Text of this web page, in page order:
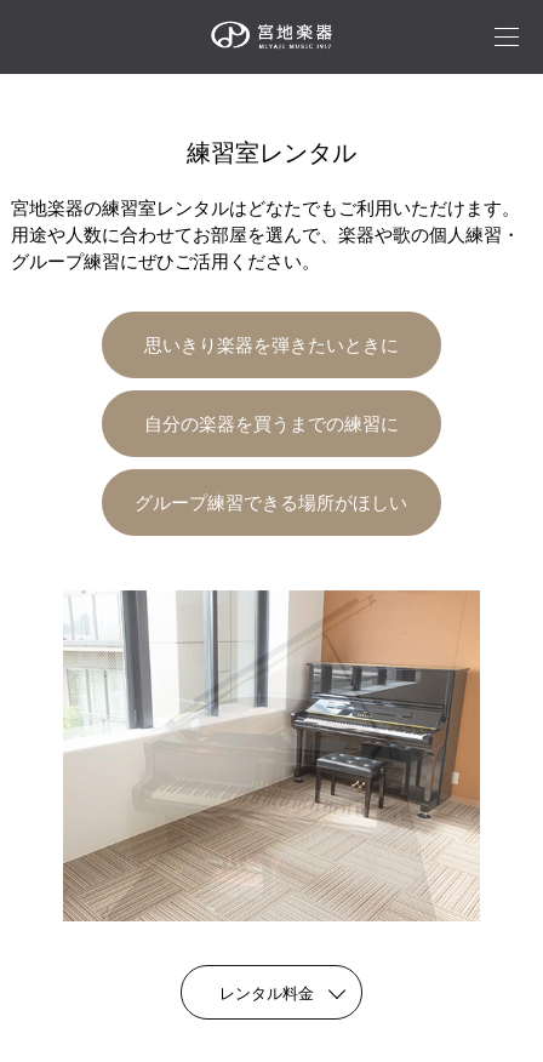
練習室レンタル
宮地楽器の練習室レンタルはどなたでもご利用いただけます。
用途や人数に合わせてお部屋を選んで、楽器や歌の個人練習・
グループ練習にぜひご活用ください。
思いきり楽器を弾きたいときに
自分の楽器を買うまでの練習に
グループ練習できる場所がほしい
レンタル料金